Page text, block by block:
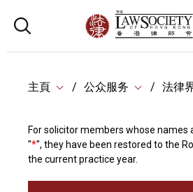
主頁 公众服务 法律
For solicitor members whose names
"*", they have been restored to the
the current practice year.